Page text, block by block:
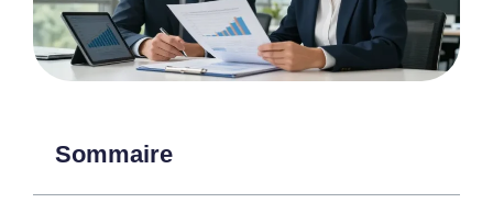
Sommaire